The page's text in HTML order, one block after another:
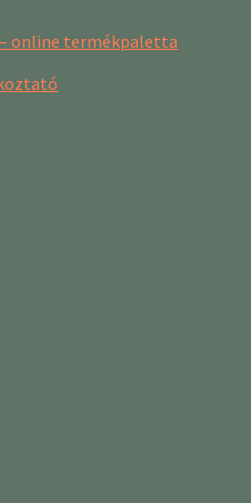
online termékpaletta